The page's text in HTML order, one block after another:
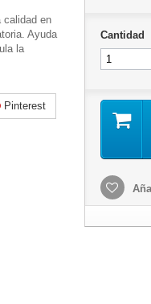
calidad en
Ayuda
la
Pinterest
Cantidad